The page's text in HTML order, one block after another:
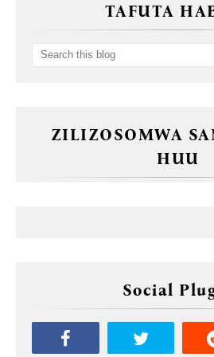
TAFUTA
ZILIZOSOMWA
HUU
Social